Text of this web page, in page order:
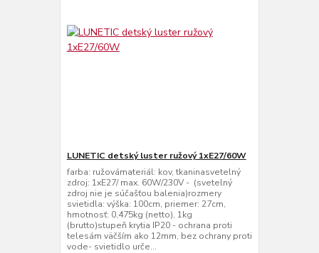
LUNETIC detský luster ružový 1xE27/60W
farba: ružovámateriál: kov, tkaninasvetelný
zdroj: 1xE27/ max. 60W/230V - (svetelný
zdroj nie je súčašťou balenia)rozmery
svietidla: výška: 100cm, priemer: 27cm,
hmotnosť: 0,475kg (netto), 1kg
(brutto)stupeň krytia IP20 - ochrana proti
telesám väčším ako 12mm, bez ochrany proti
vode- svietidlo urče...